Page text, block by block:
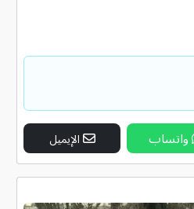
واتساب الإيميل